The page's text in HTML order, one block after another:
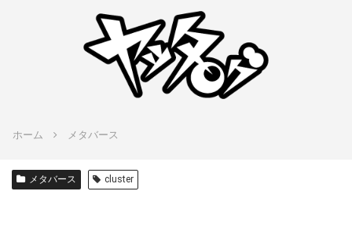
ホーム メタバース
メタバース cluster